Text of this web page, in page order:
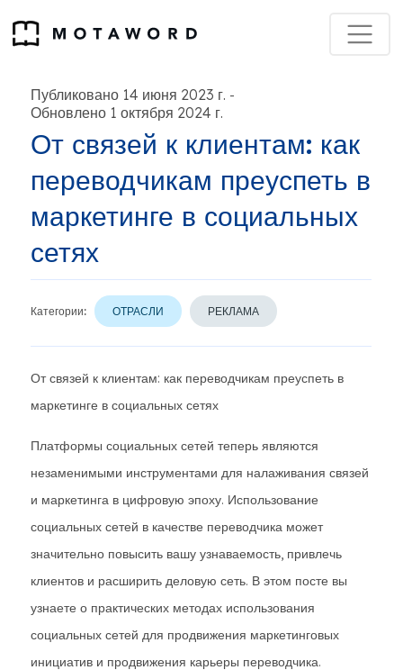
Публиковано 14 июня 2023 г. -
Обновлено 1 октября 2024 г.
От связей к клиентам: как
переводчикам преуспеть в
маркетинге в социальных
сетях
Категории: ОТРАСЛИ РЕКЛАМА
От связей к клиентам: как переводчикам преуспеть в
маркетинге в социальных сетях
Платформы социальных сетей теперь являются
незаменимыми инструментами для налаживания связей
и маркетинга в цифровую эпоху. Использование
социальных сетей в качестве переводчика может
значительно повысить вашу узнаваемость, привлечь
клиентов и расширить деловую сеть. В этом посте вы
узнаете о практических методах использования
социальных сетей для продвижения маркетинговых
инициатив и продвижения карьеры переводчика.